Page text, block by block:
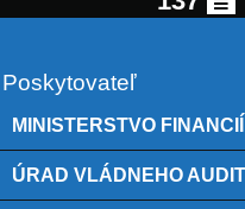
Poskytovateľ
MINISTERSTVO
ÚRAD VLÁDNEHO